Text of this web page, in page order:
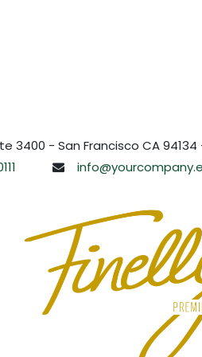
3400 - San Francisco CA